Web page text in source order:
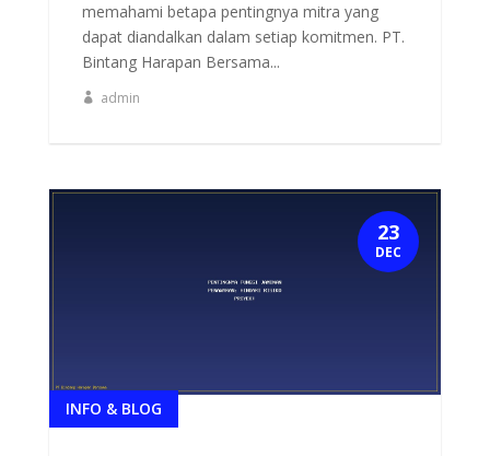
memahami betapa pentingnya mitra yang
dapat diandalkan dalam setiap komitmen. PT.
Bintang Harapan Bersama...
admin
INFO & BLOG
23
DEC